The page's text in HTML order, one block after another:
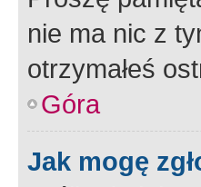
nie ma nic z
otrzymałeś
Góra
Jak mogę